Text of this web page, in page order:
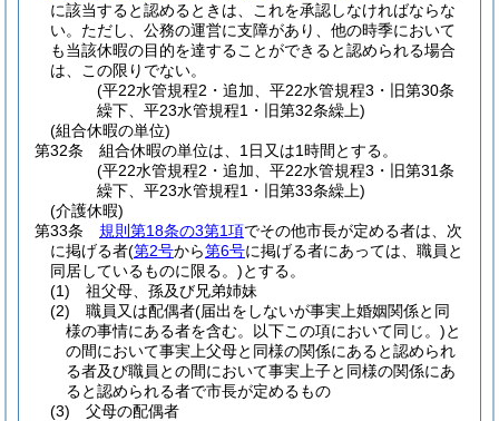
に該当すると認めるときは、これを承認しなければならな
い。 ただし、公務の運営に支障があり、他の時季において
も当該休暇の目的を達することができると認められる場合
は、この限りでない。
(平22水管規程2・追加、平22水管規程3・旧第30条
繰下、平23水管規程1・旧第32条繰上)
(組合休暇の単位)
第32条
組合休暇の単位は、1日又は1時間とする。
(平22水管規程2・追加、平22水管規程3・旧第31条
繰下、平23水管規程1・旧第33条繰上)
(介護休暇)
第33条
規則第18条の3第1項でその他市長が定める者は、次
に掲げる者(第2号から第6号に掲げる者にあっては、職員と
同居しているものに限る。)とする。
(1)
祖父母、孫及び兄弟姉妹
(2)
職員又は配偶者(届出をしないが事実上婚姻関係と同
様の事情にある者を含む。以下この項において同じ。)と
の間において事実上父母と同様の関係にあると認められ
る者及び職員との間において事実上子と同様の関係にあ
ると認められる者で市長が定めるもの
(3)
父母の配偶者